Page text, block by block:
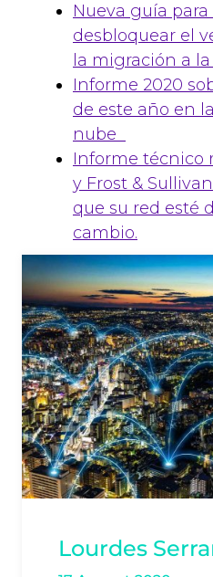
Nueva guía
desbloquear el
la migración a
Informe 2020
de este año en
nube
Informe técnico
y Frost &
que su red esté
cambio.
Lourdes